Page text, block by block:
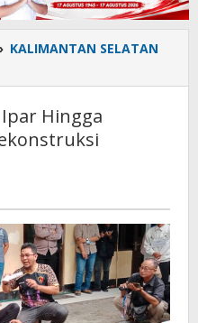
KALIMANTAN SELATAN
Hingga